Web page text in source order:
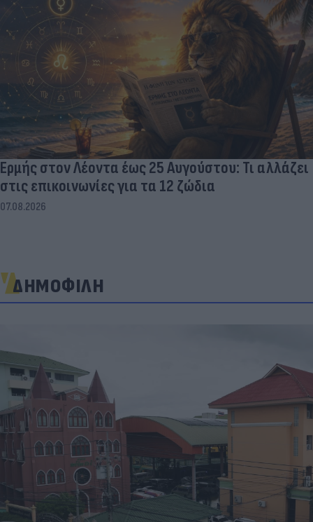
Ερμής στον Λέοντα έως 25 Αυγούστου: Τι αλλάζει
στις επικοινωνίες για τα 12 ζώδια
07.08.2026
ΔΗΜΟΦΙΛΗ